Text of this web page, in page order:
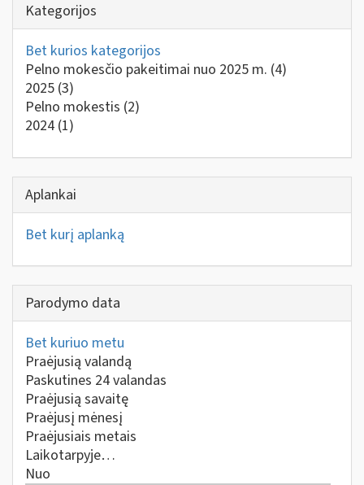
Kategorijos
Bet kurios kategorijos
Pelno mokesčio pakeitimai nuo 2025 m. (4)
2025 (3)
Pelno mokestis (2)
2024 (1)
Aplankai
Bet kurį aplanką
Parodymo data
Bet kuriuo metu
Praėjusią valandą
Paskutines 24 valandas
Praėjusią savaitę
Praėjusį mėnesį
Praėjusiais metais
Laikotarpyje…
Nuo